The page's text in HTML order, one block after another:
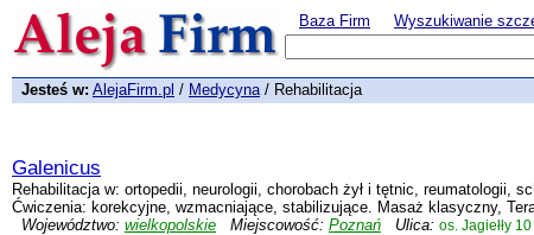
Baza Firm Wyszukiwanie
Jesteś w: AlejaFirm.pl / Medycyna/ Rehabilitacja
Galenicus
Rehabilitacja w: ortopedii, neurologii, chorobach żył i tętnic, reumatologii,
Ćwiczenia: korekcyjne, wzmacniające, stabilizujące. Masaż klasyczny,
Województwo: wielkopolskie Miejscowość: Poznań Ulica: os. Jagiełły 10